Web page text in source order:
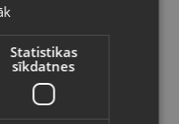
izvēlētajā
Statistikas
sīkdatnes